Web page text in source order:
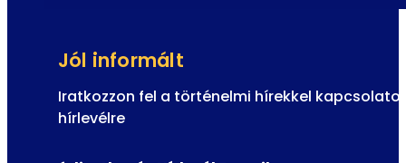
l
z
z
e
Jól informált
Iratkozzon fel a történelmi hírekkel
hírlevélre